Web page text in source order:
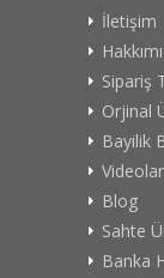
İletişim
Sipariş
Orjinal
Bayilik
Videolar
Blog
Sahte
Banka